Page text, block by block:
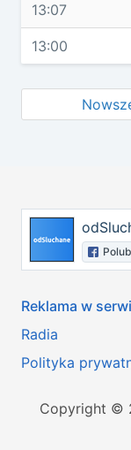
13:07
13:00
Reklama w
Radia
Polityka
Copyright ©